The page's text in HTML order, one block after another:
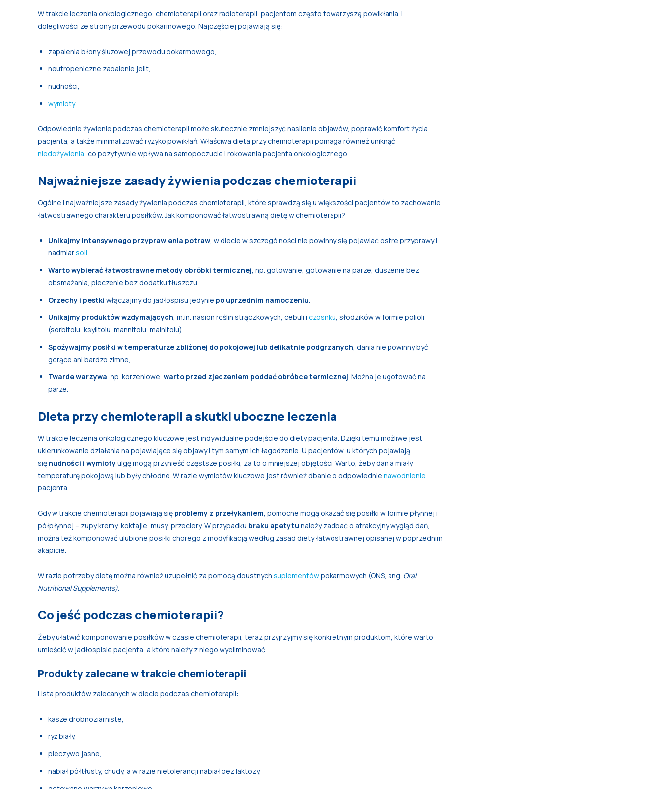
W trakcie leczenia onkologicznego, chemioterapii oraz radioterapii, pacjentom często towarzyszą powikłania i
dolegliwości ze strony przewodu pokarmowego. Najczęściej pojawiają się:
zapalenia błony śluzowej przewodu pokarmowego,
neutropeniczne zapalenie jelit,
nudności,
wymioty.
Odpowiednie żywienie podczas chemioterapii może skutecznie zmniejszyć nasilenie objawów, poprawić komfort życia
pacjenta, a także minimalizować ryzyko powikłań. Właściwa dieta przy chemioterapii pomaga również uniknąć
niedożywienia, co pozytywnie wpływa na samopoczucie i rokowania pacjenta onkologicznego.
Najważniejsze zasady żywienia podczas chemioterapii
Ogólne i najważniejsze zasady żywienia podczas chemioterapii, które sprawdzą się u większości pacjentów to zachowanie
łatwostrawnego charakteru posiłków. Jak komponować łatwostrawną dietę w chemioterapii?
Unikajmy intensywnego przyprawienia potraw, w diecie w szczególności nie powinny się pojawiać ostre przyprawy i
nadmiarsoli.
Warto wybierać łatwostrawne metody obróbki termicznej, np. gotowanie, gotowanie na parze, duszenie bez
obsmażania, pieczenie bez dodatku tłuszczu.
Orzechy i pestki włączajmy do jadłospisu jedynie po uprzednim namoczeniu,
Unikajmy produktów wzdymających, m.in. nasion roślin strączkowych, cebuli i czosnku, słodzików w formie polioli
(sorbitolu, ksylitolu, mannitolu, malnitolu),
Spożywajmy posiłki w temperaturze zbliżonej do pokojowej lub delikatnie podgrzanych, dania nie powinny być
gorące ani bardzo zimne,
Twarde warzywa, np. korzeniowe, warto przed zjedzeniem poddać obróbce termicznej. Można je ugotować na
parze.
Dieta przy chemioterapii a skutki uboczne leczenia
W trakcie leczenia onkologicznego kluczowe jest indywidualne podejście do diety pacjenta. Dzięki temu możliwe jest
ukierunkowanie działania na pojawiające się objawy i tym samym ich łagodzenie. U pacjentów, u których pojawiają
się nudności i wymiotyulgę mogą przynieść częstsze posiłki, za to o mniejszej objętości. Warto, żeby dania miały
temperaturę pokojową lub były chłodne. W razie wymiotów kluczowe jest również dbanie o odpowiednie nawodnienie
pacjenta.
Gdy w trakcie chemioterapii pojawiają się problemy z przełykaniem, pomocne mogą okazać się posiłki w formie płynnej i
półpłynnej – zupy kremy, koktajle, musy, przeciery. W przypadku braku apetytu należy zadbać o atrakcyjny wygląd dań,
można też komponować ulubione posiłki chorego z modyfikacją według zasad diety łatwostrawnej opisanej w poprzednim
akapicie.
W razie potrzeby dietę można również uzupełnić za pomocą doustnych suplementówpokarmowych (ONS, ang. Oral
Nutritional Supplements).
Co jeść podczas chemioterapii?
Żeby ułatwić komponowanie posiłków w czasie chemioterapii, teraz przyjrzyjmy się konkretnym produktom, które warto
umieścić w jadłospisie pacjenta, a które należy z niego wyeliminować.
Produkty zalecane w trakcie chemioterapii
Lista produktów zalecanych w diecie podczas chemioterapii:
kasze drobnoziarniste,
ryż biały,
pieczywo jasne,
nabiał półtłusty, chudy, a w razie nietolerancji nabiał bez laktozy,